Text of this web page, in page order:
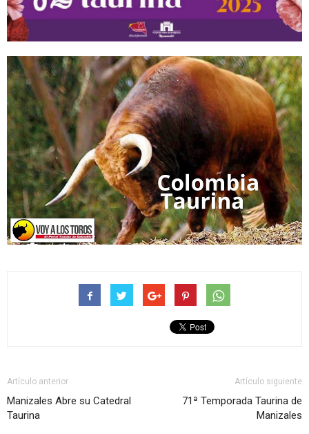
Artículo anterior
Manizales Abre su Catedral
Taurina
Artículo siguiente
71ª Temporada Taurina de
Manizales